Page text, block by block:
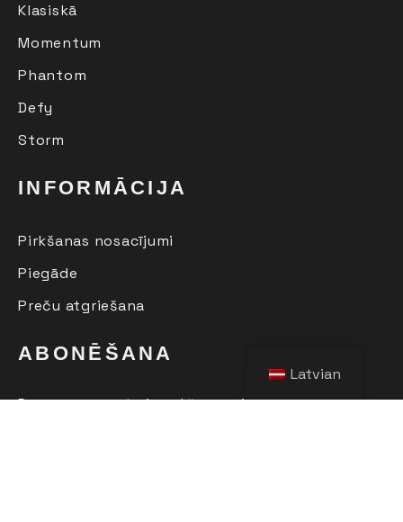
Klasiskā
Momentum
Phantom
Defy
Storm
INFORMĀCIJA
Pirkšanas nosacījumi
Piegāde
Preču atgriešana
ABONĒŠANA
Pēc sava e-pasta ievadīšanas , jūs pirmais
Latvian